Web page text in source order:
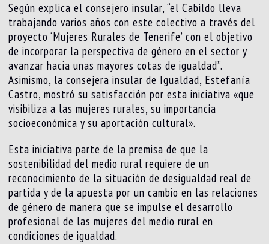
Según explica el consejero insular, “el Cabildo lleva
trabajando varios años con este colectivo a través del
proyecto ‘Mujeres Rurales de Tenerife’ con el objetivo
de incorporar la perspectiva de género en el sector y
avanzar hacia unas mayores cotas de igualdad”.
Asimismo, la consejera insular de Igualdad, Estefanía
Castro, mostró su satisfacción por esta iniciativa «que
visibiliza a las mujeres rurales, su importancia
socioeconómica y su aportación cultural».
Esta iniciativa parte de la premisa de que la
sostenibilidad del medio rural requiere de un
reconocimiento de la situación de desigualdad real de
partida y de la apuesta por un cambio en las relaciones
de género de manera que se impulse el desarrollo
profesional de las mujeres del medio rural en
condiciones de igualdad.